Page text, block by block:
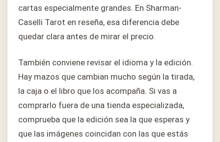
cartas especialmente grandes. En Sharman-
Caselli Tarot en reseña, esa diferencia debe
quedar clara antes de mirar el precio.
También conviene revisar el idioma y la edición.
Hay mazos que cambian mucho según la tirada,
la caja o el libro que los acompaña. Si vas a
comprarlo fuera de una tienda especializada,
comprueba que la edición sea la que esperas y
que las imágenes coincidan con las que estás